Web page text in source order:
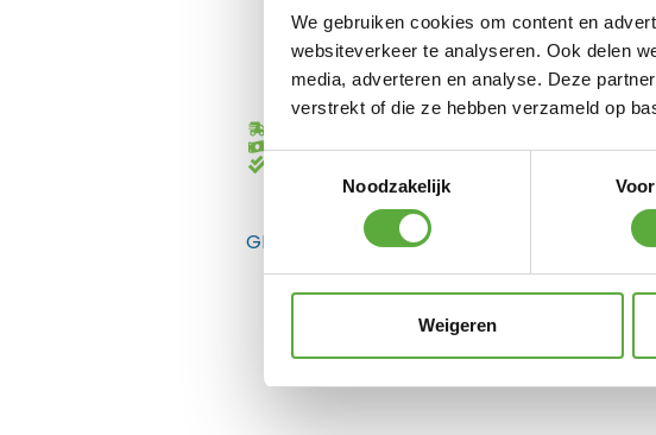
We gebruiken cookies om content en
websiteverkeer te analyseren. Ook delen
media, adverteren en analyse. Deze
verstrekt of die ze hebben verzameld op
Toestemmingsselectie
Noodzakelijk
Weigeren
Achteraf betalen mogelijk
GERELATEERDE PRODUCTEN